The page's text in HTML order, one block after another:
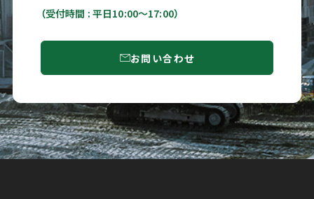
（受付時間 : 平日10:00〜17:00）
お問い合わせ